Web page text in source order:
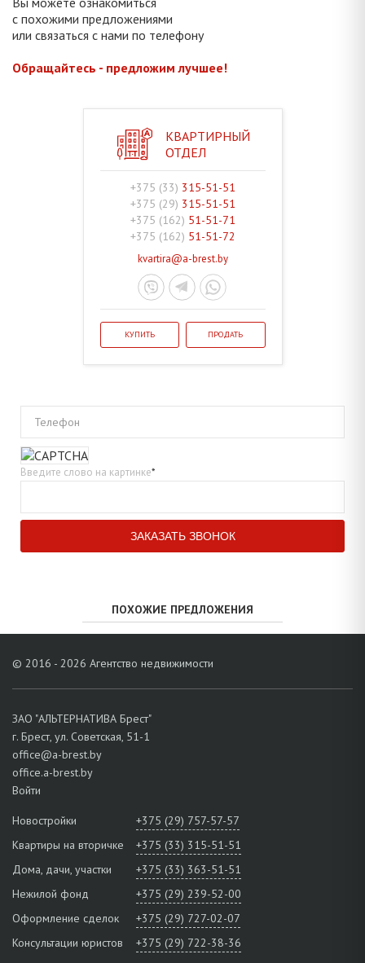
с похожими предложениями
или связаться с нами по телефону
Обращайтесь - предложим лучшее!
КВАРТИРНЫЙ
ОТДЕЛ
+375 (33) 315-51-51
+375 (29) 315-51-51
+375 (162) 51-51-71
+375 (162) 51-51-72
kvartira@a-brest.by
КУПИТЬ ПРОДАТЬ
Телефон
Введите слово на картинке*
ПОХОЖИЕ ПРЕДЛОЖЕНИЯ
© 2016 - 2026 Агентство недвижимости
ЗАО "АЛЬТЕРНАТИВА Брест"
г. Брест, ул. Советская, 51-1
office@a-brest.by
office.a-brest.by
Войти
Новостройки
+375 (29) 757-57-57
Квартиры на вторичке
+375 (33) 315-51-51
Дома, дачи, участки
+375 (33) 363-51-51
Нежилой фонд
+375 (29) 239-52-00
Оформление сделок
+375 (29) 727-02-07
Консультации юристов
+375 (29) 722-38-36